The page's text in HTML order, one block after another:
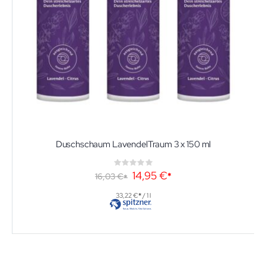
Duschschaum LavendelTraum 3 x 150 ml
Rating:
0%
16,03 € Sonderangebot
14,95 €
33,22 € / 1 l